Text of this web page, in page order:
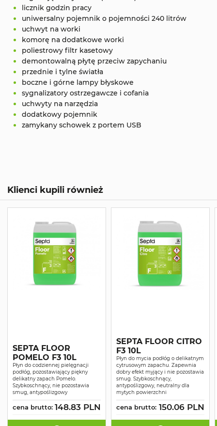
licznik godzin pracy
uniwersalny pojemnik o pojemności 240 litrów
uchwyt na worki
komorę na dodatkowe worki
poliestrowy filtr kasetowy
demontowalną płytę przeciw zapychaniu
przednie i tylne światła
boczne i górne lampy błyskowe
sygnalizatory ostrzegawcze i cofania
uchwyty na narzędzia
dodatkowy pojemnik
zamykany schowek z portem USB
Klienci kupili również
SEPTA FLOOR
POMELO F3 10L
Płyn do codziennej pielęgnacji
podłóg, pozostawiający piękny
delikatny zapach Pomelo.
Szybkoschnący, nie pozostawia
smug, antypoślizgowy
cena brutto: 148.83 PLN
SEPTA FLOOR CITRO
F3 10L
Płyn do mycia podłóg o delikatnym
cytrusowym zapachu. Zapewnia
dobry efekt myjący i nie pozostawia
smug. Szybkoschnący,
antypoślizgowy, neutralny dla
mytych powierzchni
cena brutto: 150.06 PLN